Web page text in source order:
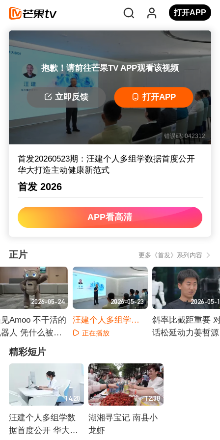
打开APP
抱歉！请前往芒果TV APP观看该视频
立即反馈 打开APP
错误码: 042312
首发20260523期：汪建个人多组学数据首度公开
华大打造主动健康新范式
首发 2026
APP看高清
正片 更多《首发》系列内容
2026-05-24
Amoo 不干活的
人 凭什么被抢
正在播放
2026-05-23
汪建个人多组学数
据首度公开 华大打
正在播放
2026-05-
斜率比截距重要
话松延动力姜哲源
精彩短片
14:20
汪建个人多组学数
据首度公开 华大打
12:38
湖湘寻宝记 南县小
龙虾